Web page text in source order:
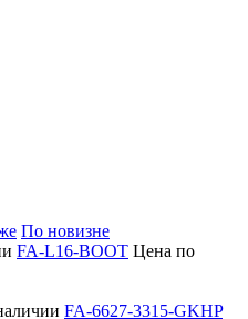
По новизне
FA-L16-BOOT Цена по
FA-6627-3315-GKHP